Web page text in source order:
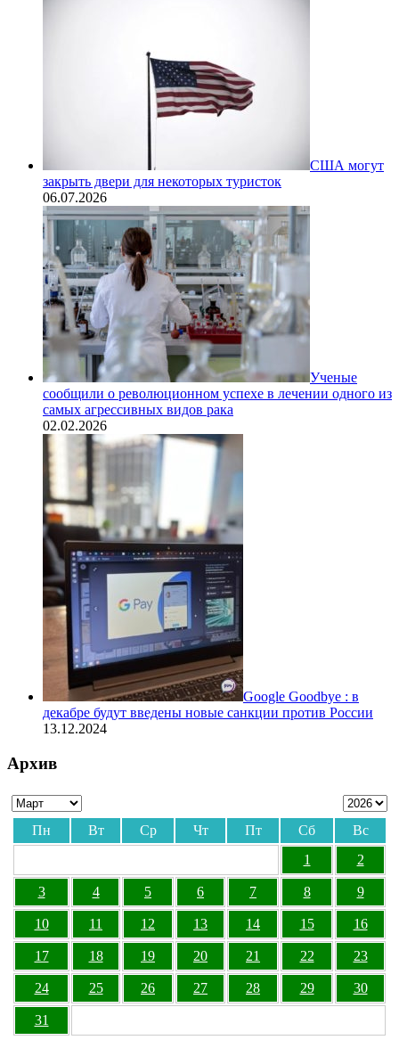
США могут
закрыть двери для некоторых туристок
06.07.2026
Ученые
сообщили о революционном успехе в лечении одного из
самых агрессивных видов рака
02.02.2026
Google Goodbye : в
декабре будут введены новые санкции против России
13.12.2024
Архив
Пн Вт Ср Чт Пт Сб
Вс
1
2
3 4 5 6 7 8 9
10 11 12 13 14 15 16
17 18 19 20 21 22 23
24 25 26 27 28 29 30
31